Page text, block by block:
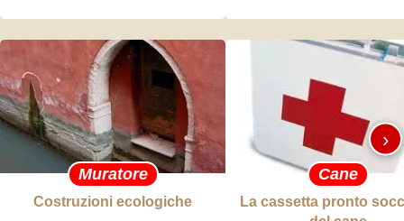
Muratore
Costruzioni ecologiche
Cane
La cassetta pronto
›